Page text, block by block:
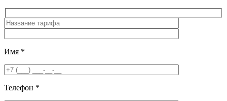
Имя *
Телефон *